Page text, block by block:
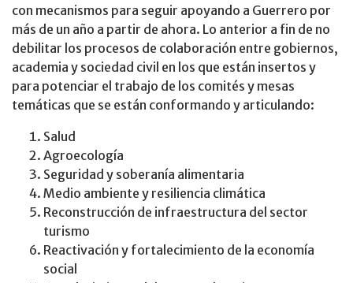
con mecanismos para seguir apoyando a Guerrero por
más de un año a partir de ahora. Lo anterior a fin de no
debilitar los procesos de colaboración entre gobiernos,
academia y sociedad civil en los que están insertos y
para potenciar el trabajo de los comités y mesas
temáticas que se están conformando y articulando:
Salud
Agroecología
Seguridad y soberanía alimentaria
Medio ambiente y resiliencia climática
Reconstrucción de infraestructura del sector
turismo
Reactivación y fortalecimiento de la economía
social